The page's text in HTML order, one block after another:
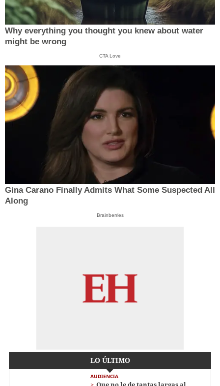
Why everything you thought you knew about water
might be wrong
CTA Love
Gina Carano Finally Admits What Some Suspected All
Along
Brainberries
LO ÚLTIMO
AUDIENCIA